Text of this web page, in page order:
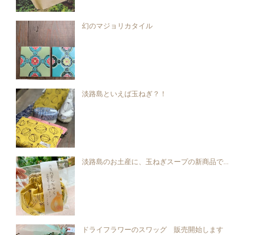
幻のマジョリカタイル
淡路島といえば玉ねぎ？！
淡路島のお土産に、玉ねぎスープの新商品で...
ドライフラワーのスワッグ 販売開始します